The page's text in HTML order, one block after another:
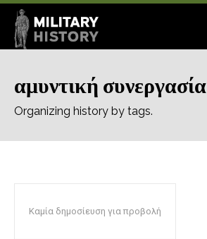
αμυντική συνεργασία
Organizing history by tags.
Καμία δημοσίευση για προβολή